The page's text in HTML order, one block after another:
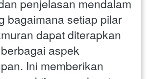
penjelasan mendalam
bagaimana setiap pilar
dapat diterapkan
aspek
Ini memberikan